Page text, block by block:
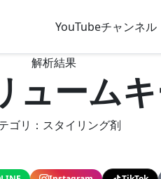
YouTubeチャンネル
解析結果
ューム
ゴリ：スタイリング剤